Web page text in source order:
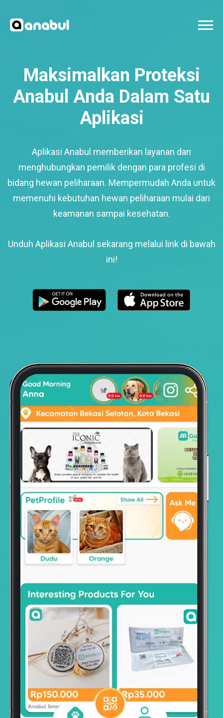
Maksimalkan Proteksi
Anabul Anda Dalam Satu
Aplikasi
Aplikasi Anabul memberikan layanan dan
menghubungkan pemilik dengan para profesi di
bidang hewan peliharaan. Mempermudah Anda untuk
memenuhi kebutuhan hewan peliharaan mulai dari
keamanan sampai kesehatan.
Unduh Aplikasi Anabul sekarang melalui link di bawah
ini!